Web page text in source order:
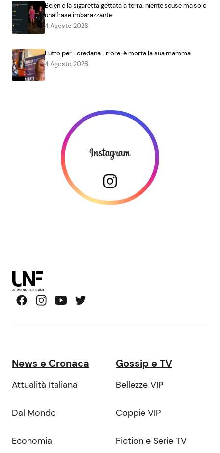
Belen e la sigaretta gettata a terra: niente scuse ma solo
una frase imbarazzante
4 Agosto 2026
Lutto per Loredana Errore: è morta la sua mamma
4 Agosto 2026
News e Cronaca
Attualità Italiana
Dal Mondo
Economia
Gossip e TV
Bellezze VIP
Coppie VIP
Fiction e Serie TV